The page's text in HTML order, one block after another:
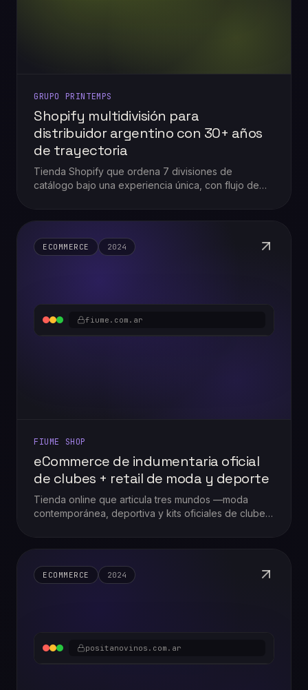
GRUPO PRINTEMPS
Shopify multidivisión para
distribuidor argentino con 30+ años
de trayectoria
Tienda Shopify que ordena 7 divisiones de
catálogo bajo una experiencia única, con flujo de
fiume.com.ar
ECOMMERCE 2024
FIUME SHOP
eCommerce de indumentaria oficial
de clubes + retail de moda y deporte
Tienda online que articula tres mundos —moda
contemporánea, deportiva y kits oficiales de clubes
positanovinos.com.ar
ECOMMERCE 2024